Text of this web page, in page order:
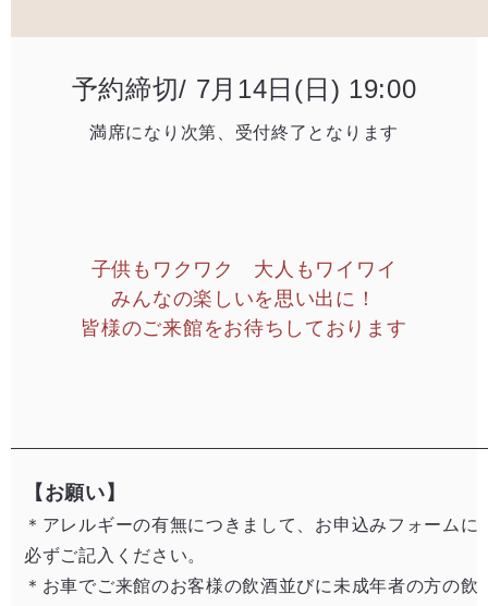
予約締切/ 7月14日(日) 19:00
満席になり次第、受付終了となります
子供もワクワク 大人もワイワイ​
みんなの楽しいを思い出に！​
皆様のご来館をお待ちしております​
【お願い】
＊アレルギーの有無につきまして、お申込みフォームに
必ずご記入ください。
​＊お車でご来館のお客様の飲酒並びに未成年者の方の飲